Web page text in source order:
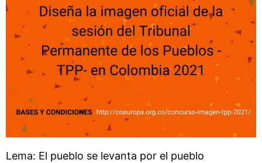
Lema: El pueblo se levanta por el pueblo